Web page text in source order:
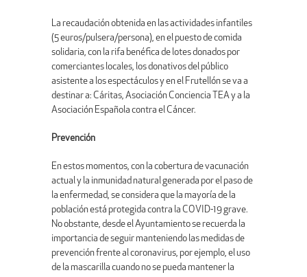
La recaudación obtenida en las actividades infantiles
(5 euros/pulsera/persona), en el puesto de comida
solidaria, con la rifa benéfica de lotes donados por
comerciantes locales, los donativos del público
asistente a los espectáculos y en el Frutellón se va a
destinar a: Cáritas, Asociación Conciencia TEA y a la
Asociación Española contra el Cáncer.
Prevención
En estos momentos, con la cobertura de vacunación
actual y la inmunidad natural generada por el paso de
la enfermedad, se considera que la mayoría de la
población está protegida contra la COVID-19 grave.
No obstante, desde el Ayuntamiento se recuerda la
importancia de seguir manteniendo las medidas de
prevención frente al coronavirus, por ejemplo, el uso
de la mascarilla cuando no se pueda mantener la